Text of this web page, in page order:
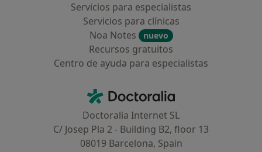
Servicios para especialistas
Servicios para clínicas
Noa Notes
nuevo
Recursos gratuitos
Centro de ayuda para especialistas
Doctoralia - Página de inicio
Doctoralia Internet SL
C/ Josep Pla 2 - Building B2, floor 13
08019 Barcelona, Spain